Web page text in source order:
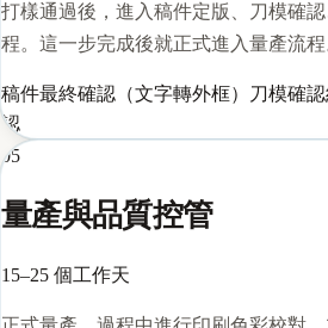
打樣通過後，進入稿件定版、刀模確
程。這一步完成後就正式進入量產流程
稿件最終確認（文字轉外框） 刀模確認
認
05
量產與品質控管
15–25 個工作天